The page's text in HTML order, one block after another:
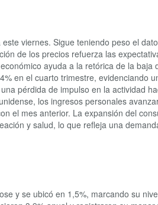
viernes. Sigue teniendo peso el
de los precios refuerza las
ayuda a la retórica de la baja
en el cuarto trimestre,
pérdida de impulso en la actividad
los ingresos personales
el mes anterior. La expansión del
y salud, lo que refleja una
y se ubicó en 1,5%, marcando su